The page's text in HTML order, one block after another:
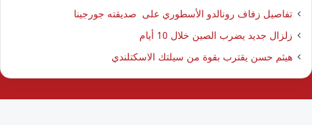
تفاصيل زفاف رونالدو الأسطوري على صديقته جورجينا
زلزال جديد يضرب الصين خلال 10 أيام
هيثم حسن يقترب بقوة من سيلتك الاسكتلندي